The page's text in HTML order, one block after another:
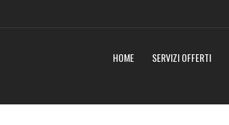
HOME SERVIZI OFFERTI